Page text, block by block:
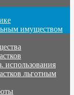
имуществом
использования
льготным